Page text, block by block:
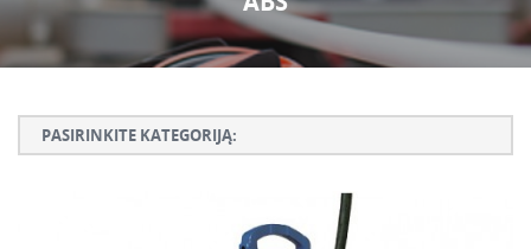
PASIRINKITE KATEGORIJĄ: